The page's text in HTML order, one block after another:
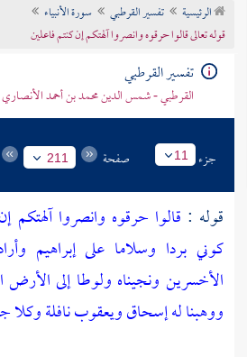
تراجم الأعلام
الرئيسية تفسير القرطبي
سورة الأنبياء
قوله تعالى قالوا حرقوه وانصروا آلهتكم إن كنتم فاعلين
تفسير القرطبي
القرطبي - شمس الدين محمد بن أحمد
جزء 11 صفحة 211
قوله : قالوا حرقوه وانصروا آلهتكم
كوني بردا وسلاما على إبراهيم
الأخسرين ونجيناه ولوطا إلى الأرض
ووهبنا له إسحاق ويعقوب نافلة وكلا